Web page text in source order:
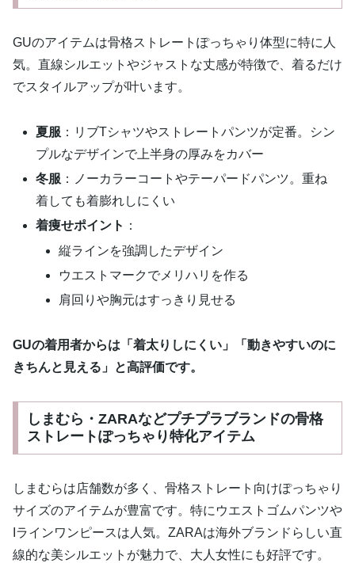
GUのアイテムは骨格ストレートぽっちゃり体型に特に人
気。直線シルエットやジャストな丈感が特徴で、着るだけ
でスタイルアップが叶います。
夏服 ：リブTシャツやストレートパンツが定番。シン
プルなデザインで上半身の厚みをカバー
冬服 ：ノーカラーコートやテーパードパンツ。重ね
着しても着膨れしにくい
着痩せポイント ：
縦ラインを強調したデザイン
ウエストマークでメリハリを作る
肩回りや胸元はすっきり見せる
GUの着用者からは「着太りしにくい」「動きやすいのに
きちんと見える」と高評価です。
しまむら・ZARAなどプチプラブランドの骨格
ストレートぽっちゃり特化アイテム
しまむらは店舗数が多く、骨格ストレート向けぽっちゃり
サイズのアイテムが豊富です。特にウエストゴムパンツや
Iラインワンピースは人気。ZARAは海外ブランドらしい直
線的な美シルエットが魅力で、大人女性にも好評です。